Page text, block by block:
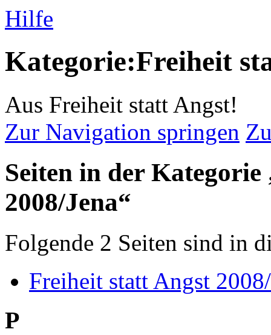
Hilfe
Kategorie:Freiheit
Aus Freiheit statt Angst!
Zur Navigation springen
Seiten in der
2008/Jena“
Folgende 2 Seiten sind in
Freiheit statt Angst
P